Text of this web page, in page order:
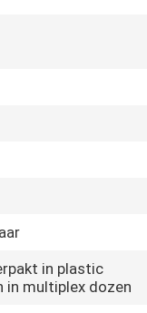
in plastic
in multiplex dozen